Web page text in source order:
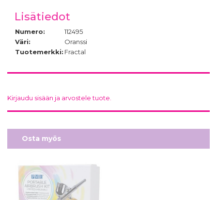
Lisätiedot
Numero:
112495
Väri:
Oranssi
Tuotemerkki: Fractal
Kirjaudu sisään ja arvostele tuote.
Osta myös